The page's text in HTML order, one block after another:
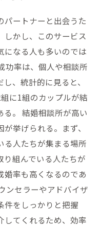
パートナーと出会うた
しかし、このサービス
になる人も多いのでは
功率は、個人や相談所
、統計的に見ると、
に1組のカップルが結
。 結婚相談所が高い
挙げられる。まず、
る人たちが集まる場所
り組んでいる人たちが
婚率も高くなるのであ
ンセラーやアドバイザ
件をしっかりと把握
してくれるため、効率